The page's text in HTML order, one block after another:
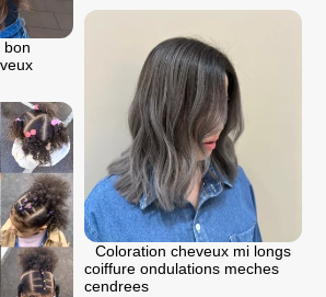
bon
Coloration cheveux mi longs
coiffure ondulations meches
cendrees